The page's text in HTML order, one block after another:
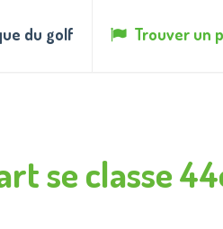
du golf Trouver un
se classe